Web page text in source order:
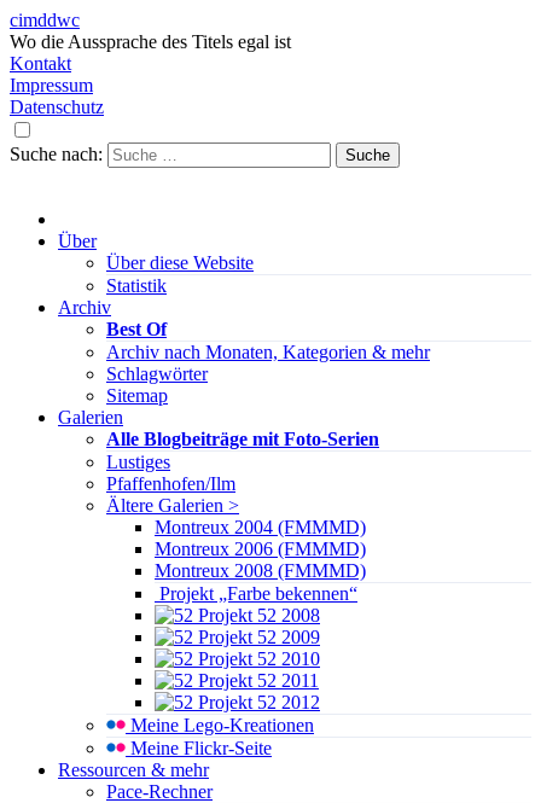
cimddwc
Wo die Aussprache des Titels egal ist
Kontakt
Impressum
Datenschutz
Suche nach:
Über
Über diese Website
Statistik
Archiv
Best Of
Archiv nach Monaten, Kategorien & mehr
Schlagwörter
Sitemap
Galerien
Alle Blogbeiträge mit Foto-Serien
Lustiges
Pfaffenhofen/Ilm
Ältere Galerien >
Montreux 2004 (FMMMD)
Montreux 2006 (FMMMD)
Montreux 2008 (FMMMD)
Projekt „Farbe bekennen“
Projekt 52 2008
Projekt 52 2009
Projekt 52 2010
Projekt 52 2011
Projekt 52 2012
Meine Lego-Kreationen
Meine Flickr-Seite
Ressourcen & mehr
Pace-Rechner